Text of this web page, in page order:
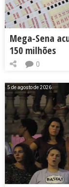
Mega-Sena
150 milhões
0
5 de agosto de 2026